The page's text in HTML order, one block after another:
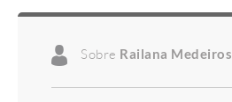
Sobre Railana Medeiros